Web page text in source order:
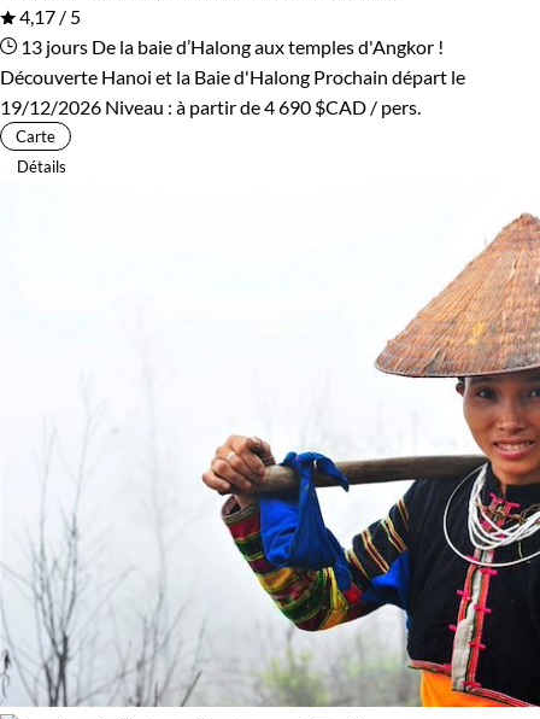
4,17 / 5
13 jours De la baie d’Halong aux temples d'Angkor !
Découverte Hanoi et la Baie d'Halong Prochain départ le
19/12/2026 Niveau : à partir de4 690 $CAD / pers.
Carte
Détails